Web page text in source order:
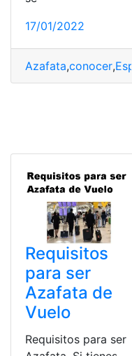
17/01/2022
Azafata,conocer,
Requisitos
para ser
Azafata de
Vuelo
Requisitos para ser